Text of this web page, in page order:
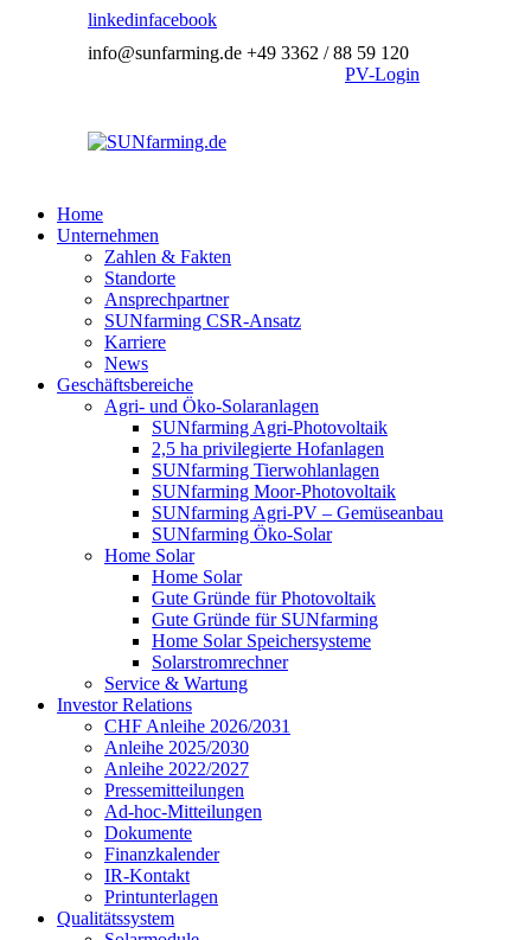
linkedinfacebook
info@sunfarming.de +49 3362 / 88 59 120
PV-Login
Home
Unternehmen
Zahlen & Fakten
Standorte
Ansprechpartner
SUNfarming CSR-Ansatz
Karriere
News
Geschäftsbereiche
Agri- und Öko-Solaranlagen
SUNfarming Agri-Photovoltaik
2,5 ha privilegierte Hofanlagen
SUNfarming Tierwohlanlagen
SUNfarming Moor-Photovoltaik
SUNfarming Agri-PV – Gemüseanbau
SUNfarming Öko-Solar
Home Solar
Home Solar
Gute Gründe für Photovoltaik
Gute Gründe für SUNfarming
Home Solar Speichersysteme
Solarstromrechner
Service & Wartung
Investor Relations
CHF Anleihe 2026/2031
Anleihe 2025/2030
Anleihe 2022/2027
Pressemitteilungen
Ad-hoc-Mitteilungen
Dokumente
Finanzkalender
IR-Kontakt
Printunterlagen
Qualitätssystem